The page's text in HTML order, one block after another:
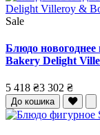
Sale
Блюдо новогоднее
Bakery Delight
5 418 ₴3 302 ₴
До кошика